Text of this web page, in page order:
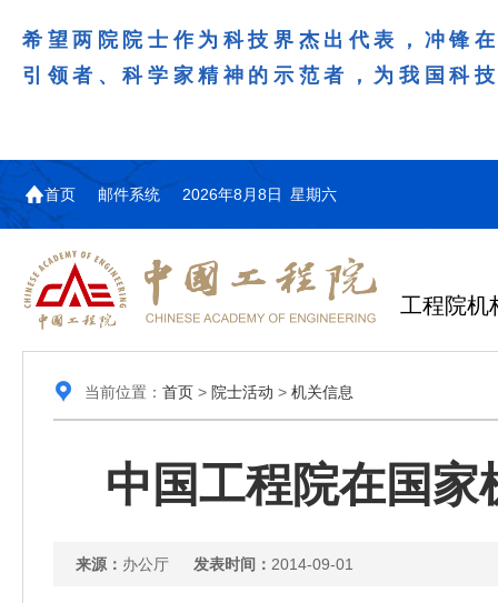
希望两院院士作为科技界杰出代表，冲锋
引领者、科学家精神的示范者，为我国科
首页 邮件系统 2026年8月8日 星期六
工程院机
当前位置： 首页> 院士活动 > 机关信息
中国工程院在国
来源： 办公厅 发表时间： 2014-09-01